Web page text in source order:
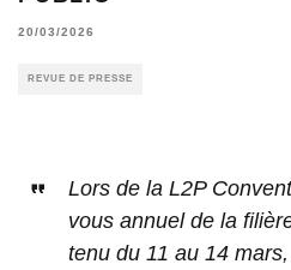
20/03/2026
REVUE DE PRESSE
Lors de la L2P
vous annuel de la
tenu du 11 au 14